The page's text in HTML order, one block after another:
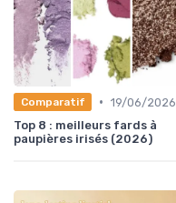
Comparatif • 19/06/2026
Top 8 : meilleurs fards à
paupières irisés (2026)